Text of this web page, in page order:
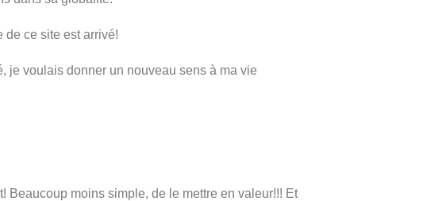
de ce site est arrivé!
je voulais donner un nouveau sens à ma vie
Beaucoup moins simple, de le mettre en valeur!!! Et